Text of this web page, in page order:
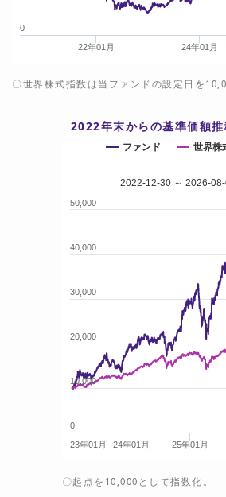
22年01月 24年01月
0
〇世界株式指数は当ファンドの設定日を
2022年末からの基準価額推
24年01月
23年01月 25年01月
0
10,000
20,000
30,000
40,000
50,000
2022-12-30 ～ 2026-
ファンド 世界株
〇起点を10,000として指数化。